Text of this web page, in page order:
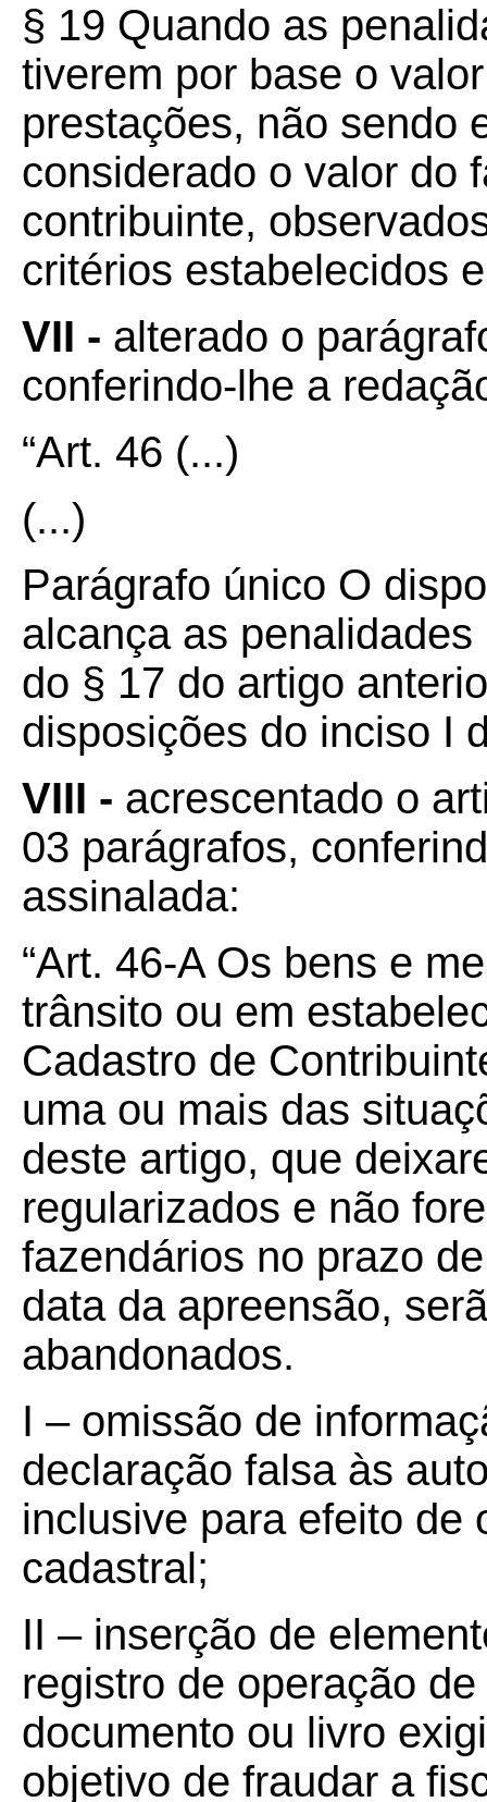
§ 19 Quando as
tiverem por base o
prestações, não sendo
considerado o valor do
contribuinte,
critérios estabelecidos
VII - alterado o
conferindo-lhe a
“Art. 46 (...)
(...)
Parágrafo único O
alcança as
do § 17 do artigo
disposições do inciso I
VIII - acrescentado o
03 parágrafos,
assinalada:
“Art. 46-A Os bens e
trânsito ou em
Cadastro de
uma ou mais das
deste artigo, que
regularizados e não
fazendários no prazo
data da apreensão,
abandonados.
I – omissão de
declaração falsa às
inclusive para efeito de
cadastral;
II – inserção de
registro de operação
documento ou livro
objetivo de fraudar a